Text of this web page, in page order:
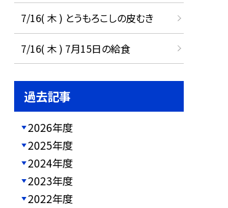
7/16( 木 ) とうもろこしの皮むき
7/16( 木 ) 7月15日の給食
過去記事
2026年度
2025年度
2024年度
2023年度
2022年度